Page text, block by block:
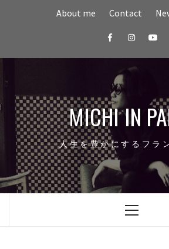
About me Contact
FacebookInstagram
MICHI IN
人生を豊かにするフラ
Primary